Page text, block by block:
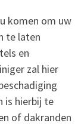
komen om uw
te laten
en
zal hier
is hierbij te
of dakranden